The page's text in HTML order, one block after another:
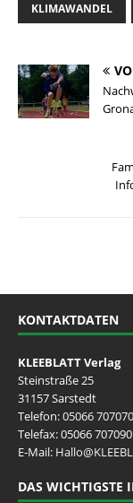
KLIMAWANDEL
KONTAKTDATEN
KLEEBLATT Verlag
Steinstraße 25
31157 Sarstedt
Telefon:05066 707070
Telefax: 05066 707090
E-Mail:
DAS WICHTIGSTE